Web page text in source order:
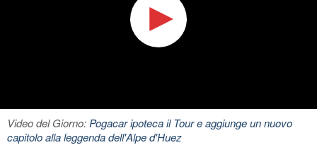
Video del Giorno:Pogacar ipoteca il Tour e aggiunge un nuovo
capitolo alla leggenda dell'Alpe d'Huez